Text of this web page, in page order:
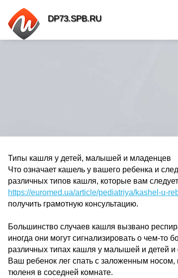
Типы кашля у детей, малышей и младенцев
Что означает кашель у вашего ребенка и
различных типов кашля, которые вам
https://euromed.ua/article/pediatriya/kashel-u-
получить грамотную консультацию.
Большинство случаев кашля вызвано
иногда они могут сигнализировать о чем-
различных типах кашля у малышей и детей
Ваш ребенок лег спать с заложенным
тюленя в соседней комнате.
DP73.SPB.RU